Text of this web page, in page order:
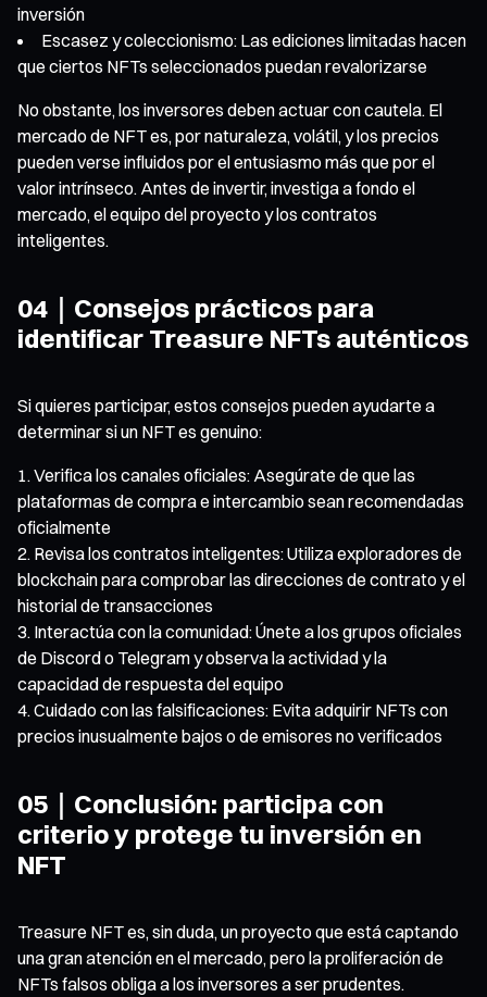
inversión
Escasez y coleccionismo: Las ediciones limitadas hacen
que ciertos NFTs seleccionados puedan revalorizarse
No obstante, los inversores deben actuar con cautela. El
mercado de NFT es, por naturaleza, volátil, y los precios
pueden verse influidos por el entusiasmo más que por el
valor intrínseco. Antes de invertir, investiga a fondo el
mercado, el equipo del proyecto y los contratos
inteligentes.
04｜Consejos prácticos para
identificar Treasure NFTs auténticos
Si quieres participar, estos consejos pueden ayudarte a
determinar si un NFT es genuino:
Verifica los canales oficiales: Asegúrate de que las
plataformas de compra e intercambio sean recomendadas
oficialmente
Revisa los contratos inteligentes: Utiliza exploradores de
blockchain para comprobar las direcciones de contrato y el
historial de transacciones
Interactúa con la comunidad: Únete a los grupos oficiales
de Discord o Telegram y observa la actividad y la
capacidad de respuesta del equipo
Cuidado con las falsificaciones: Evita adquirir NFTs con
precios inusualmente bajos o de emisores no verificados
05｜Conclusión: participa con
criterio y protege tu inversión en
NFT
Treasure NFT es, sin duda, un proyecto que está captando
una gran atención en el mercado, pero la proliferación de
NFTs falsos obliga a los inversores a ser prudentes.